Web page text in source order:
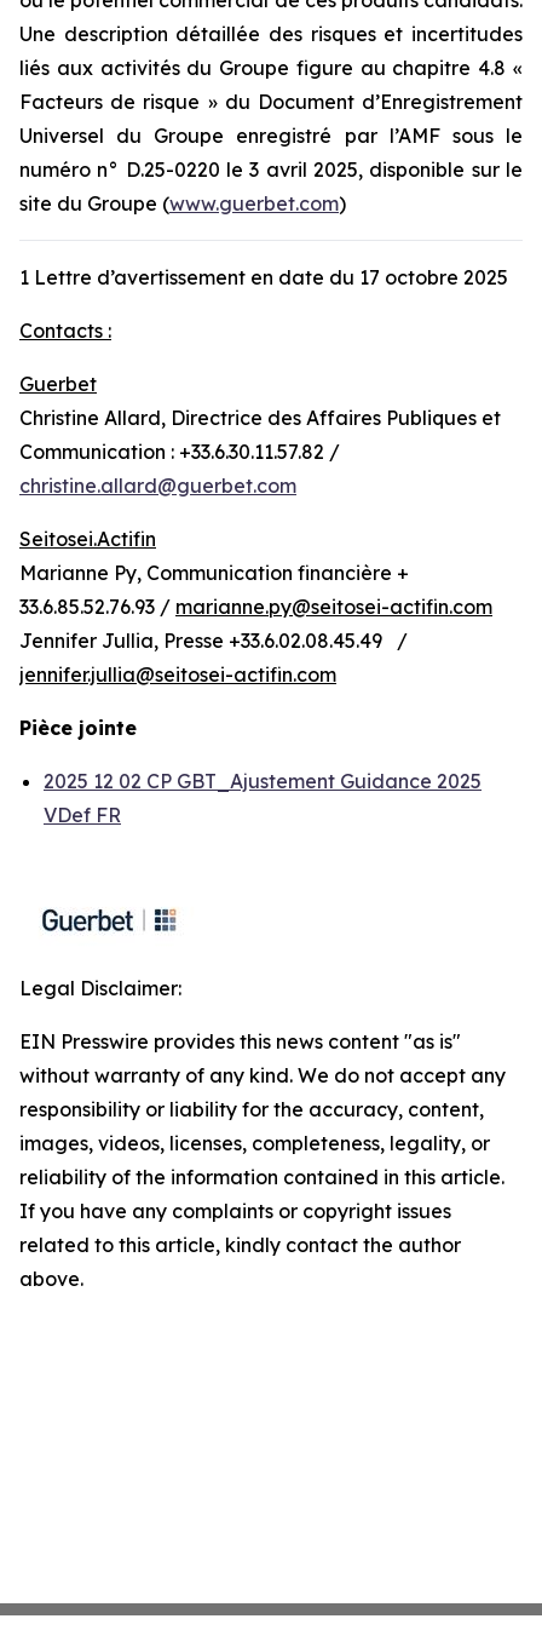
Une description détaillée des risques et incertitudes
liés aux activités du Groupe figure au chapitre 4.8 «
Facteurs de risque » du Document d’Enregistrement
Universel du Groupe enregistré par l’AMF sous le
numéro n° D.25-0220 le 3 avril 2025, disponible sur le
site du Groupe (www.guerbet.com)
1 Lettre d’avertissement en date du 17 octobre 2025
Contacts :
Guerbet
Christine Allard, Directrice des Affaires Publiques et
Communication : +33.6.30.11.57.82 /
christine.allard@guerbet.com
Seitosei.Actifin
Marianne Py, Communication financière +
33.6.85.52.76.93 / marianne.py@seitosei-actifin.com
Jennifer Jullia, Presse +33.6.02.08.45.49 /
jennifer.jullia@seitosei-actifin.com
Pièce jointe
2025 12 02 CP GBT_Ajustement Guidance 2025
VDef FR
Legal Disclaimer:
EIN Presswire provides this news content "as is"
without warranty of any kind. We do not accept any
responsibility or liability for the accuracy, content,
images, videos, licenses, completeness, legality, or
reliability of the information contained in this article.
If you have any complaints or copyright issues
related to this article, kindly contact the author
above.